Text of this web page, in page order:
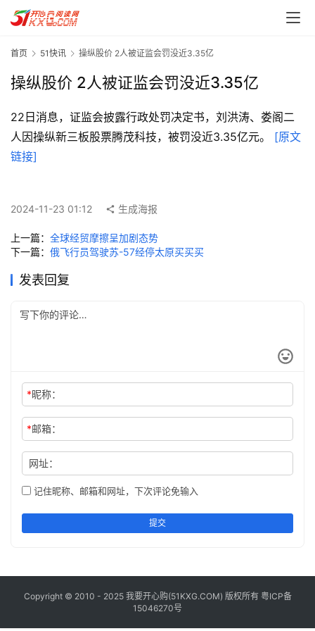
首
页
日
一
读
实
工
问
用
址
首页 51快讯 操纵股价 2人被证监会罚没近3.35亿
操纵股价 2人被证监会罚没近3.35亿
22日消息，证监会披露行政处罚决定书，刘洪涛、娄阁二
人因操纵新三板股票腾茂科技，被罚没近3.35亿元。 [原文
链接]
2024-11-23 01:12 生成海报
上一篇： 全球经贸摩擦呈加剧态势
下一篇： 俄飞行员驾驶苏-57经停太原买买买
发表回复
*昵称：
*邮箱：
网址：
记住昵称、邮箱和网址，下次评论免输入
提交
Copyright © 2010 - 2025 我要开心购(51KXG.COM) 版权所有 粤ICP备
15046270号